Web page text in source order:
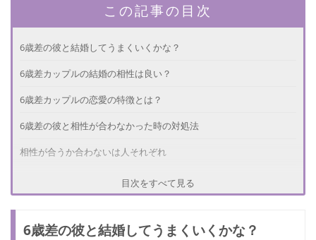
この記事の目次
6歳差の彼と結婚してうまくいくかな？
6歳差カップルの結婚の相性は良い？
6歳差カップルの恋愛の特徴とは？
6歳差の彼と相性が合わなかった時の対処法
相性が合うか合わないは人それぞれ
目次をすべて見る
6歳差の彼と結婚してうまくいくかな？